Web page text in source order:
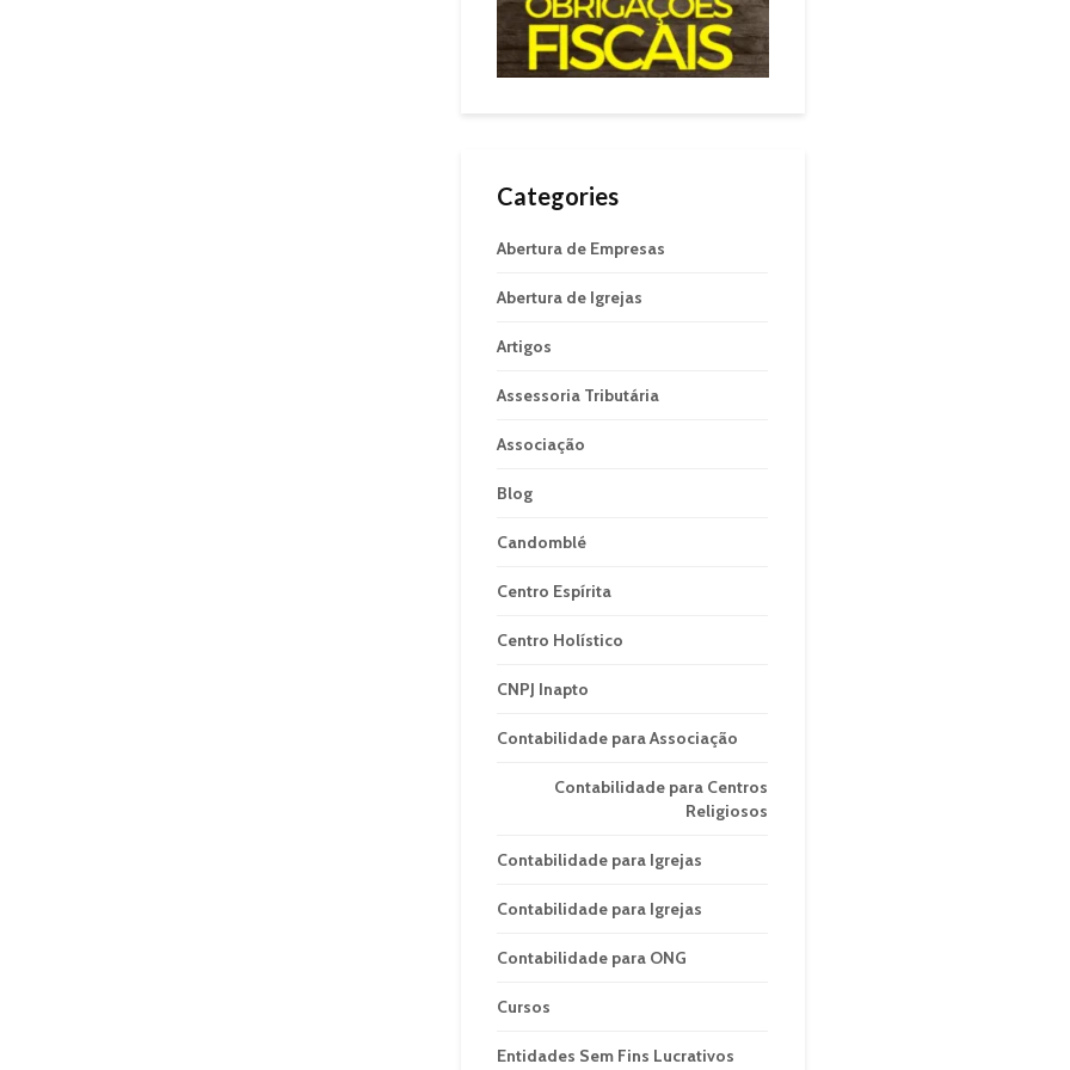
Categories
Abertura de Empresas
Abertura de Igrejas
Artigos
Assessoria Tributária
Associação
Blog
Candomblé
Centro Espírita
Centro Holístico
CNPJ Inapto
Contabilidade para Associação
Contabilidade para Centros
Religiosos
Contabilidade para Igrejas
Contabilidade para Igrejas
Contabilidade para ONG
Cursos
Entidades Sem Fins Lucrativos